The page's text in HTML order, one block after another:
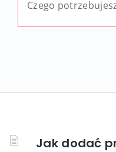
Jak dodać